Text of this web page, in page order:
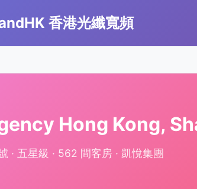
香港光纖寬頻
Hong Kong,
· 五星級 · 562 間客房 · 凱悅集團